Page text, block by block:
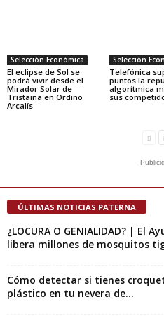
Selección Económica
El eclipse de Sol se
podrá vivir desde el
Mirador Solar de
Tristaina en Ordino
Arcalís
Selección
Telefónica
puntos la
algorítmica
sus
-
ÚLTIMAS NOTICIAS PATERNA
¿LOCURA O GENIALIDAD? | El
libera millones de mosquitos
Cómo detectar si tienes
plástico en tu nevera de...